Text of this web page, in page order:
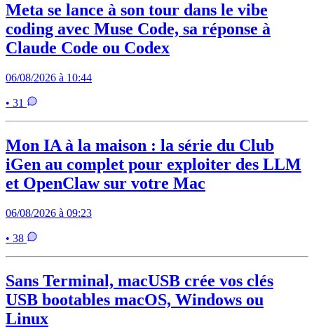
Meta se lance à son tour dans le vibe
coding avec Muse Code, sa réponse à
Claude Code ou Codex
06/08/2026 à 10:44
• 31
Mon IA à la maison : la série du Club
iGen au complet pour exploiter des LLM
et OpenClaw sur votre Mac
06/08/2026 à 09:23
• 38
Sans Terminal, macUSB crée vos clés
USB bootables macOS, Windows ou
Linux